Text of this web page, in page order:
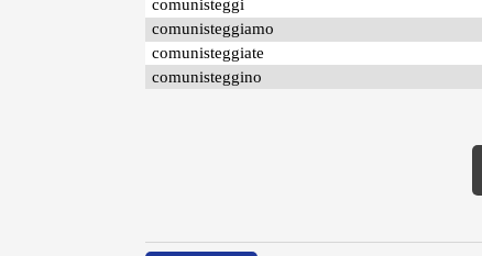
comunisteggi
comunisteggiamo
comunisteggiate
comunisteggino